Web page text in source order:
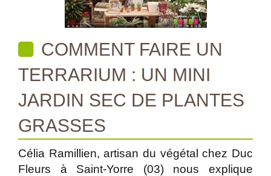
COMMENT FAIRE UN
TERRARIUM : UN MINI
JARDIN SEC DE PLANTES
GRASSES
Célia Ramillien, artisan du végétal chez Duc
Fleurs à Saint-Yorre (03) nous explique